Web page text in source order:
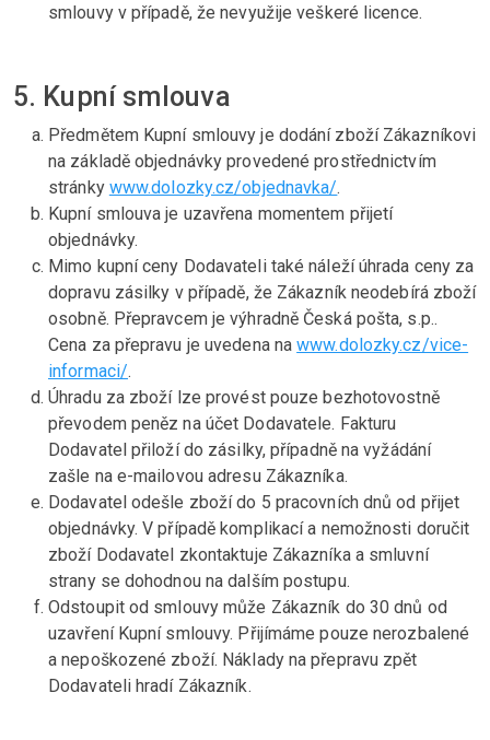
smlouvy v případě, že nevyužije veškeré licence.
5. Kupní smlouva
Předmětem Kupní smlouvy je dodání zboží Zákazníkovi
na základě objednávky provedené prostřednictvím
stránky www.dolozky.cz/objednavka/.
Kupní smlouva je uzavřena momentem přijetí
objednávky.
Mimo kupní ceny Dodavateli také náleží úhrada ceny za
dopravu zásilky v případě, že Zákazník neodebírá zboží
osobně. Přepravcem je výhradně Česká pošta, s.p..
Cena za přepravu je uvedena nawww.dolozky.cz/vice-
informaci/.
Úhradu za zboží lze provést pouze bezhotovostně
převodem peněz na účet Dodavatele. Fakturu
Dodavatel přiloží do zásilky, případně na vyžádání
zašle na e-mailovou adresu Zákazníka.
Dodavatel odešle zboží do 5 pracovních dnů od přijet
objednávky. V případě komplikací a nemožnosti doručit
zboží Dodavatel zkontaktuje Zákazníka a smluvní
strany se dohodnou na dalším postupu.
Odstoupit od smlouvy může Zákazník do 30 dnů od
uzavření Kupní smlouvy. Přijímáme pouze nerozbalené
a nepoškozené zboží. Náklady na přepravu zpět
Dodavateli hradí Zákazník.